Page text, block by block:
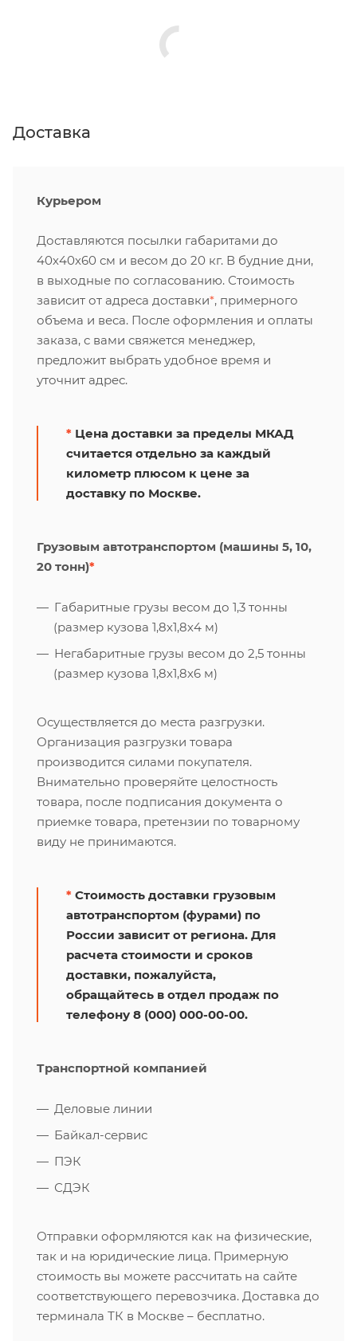
Доставка
Курьером
Доставляются посылки габаритами до
40х40х60 см и весом до 20 кг. В будние дни,
в выходные по согласованию. Стоимость
зависит от адреса доставки*, примерного
объема и веса. После оформления и оплаты
заказа, с вами свяжется менеджер,
предложит выбрать удобное время и
уточнит адрес.
* Цена доставки за пределы МКАД
считается отдельно за каждый
километр плюсом к цене за
доставку по Москве.
Грузовым автотранспортом (машины 5, 10,
20 тонн)*
Габаритные грузы весом до 1,3 тонны
(размер кузова 1,8х1,8х4 м)
Негабаритные грузы весом до 2,5 тонны
(размер кузова 1,8х1,8х6 м)
Осуществляется до места разгрузки.
Организация разгрузки товара
производится силами покупателя.
Внимательно проверяйте целостность
товара, после подписания документа о
приемке товара, претензии по товарному
виду не принимаются.
* Стоимость доставки грузовым
автотранспортом (фурами) по
России зависит от региона. Для
расчета стоимости и сроков
доставки, пожалуйста,
обращайтесь в отдел продаж по
телефону 8 (000) 000-00-00.
Транспортной компанией
Деловые линии
Байкал-сервис
ПЭК
СДЭК
Отправки оформляются как на физические,
так и на юридические лица. Примерную
стоимость вы можете рассчитать на сайте
соответствующего перевозчика. Доставка до
терминала ТК в Москве – бесплатно.